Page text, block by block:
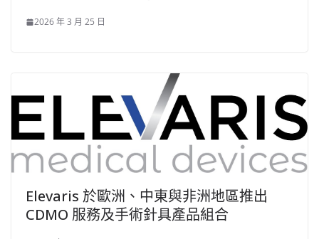
2026 年 3 月 25 日
Elevaris 於歐洲、中東與非洲地區推出
CDMO 服務及手術針具產品組合